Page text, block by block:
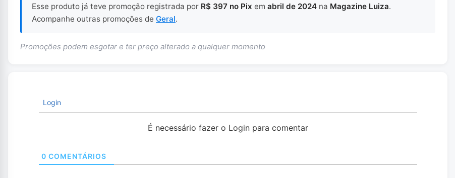
Esse produto já teve promoção registrada por R$ 397 no Pix em abril de 2024 na Magazine Luiza.
Acompanhe outras promoções de Geral.
Promoções podem esgotar e ter preço alterado a qualquer momento
Login
É necessário fazer o Login para comentar
0 COMENTÁRIOS